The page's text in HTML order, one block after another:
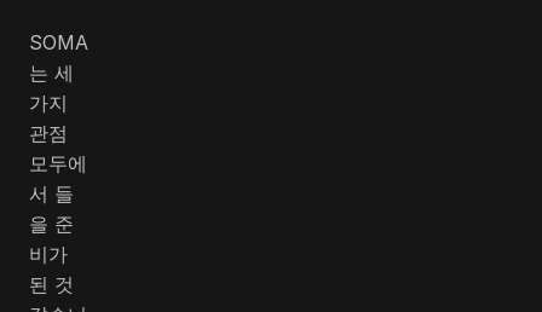
SOMA
는 세
가지
관점
모두에
서 들
을 준
비가
된 것